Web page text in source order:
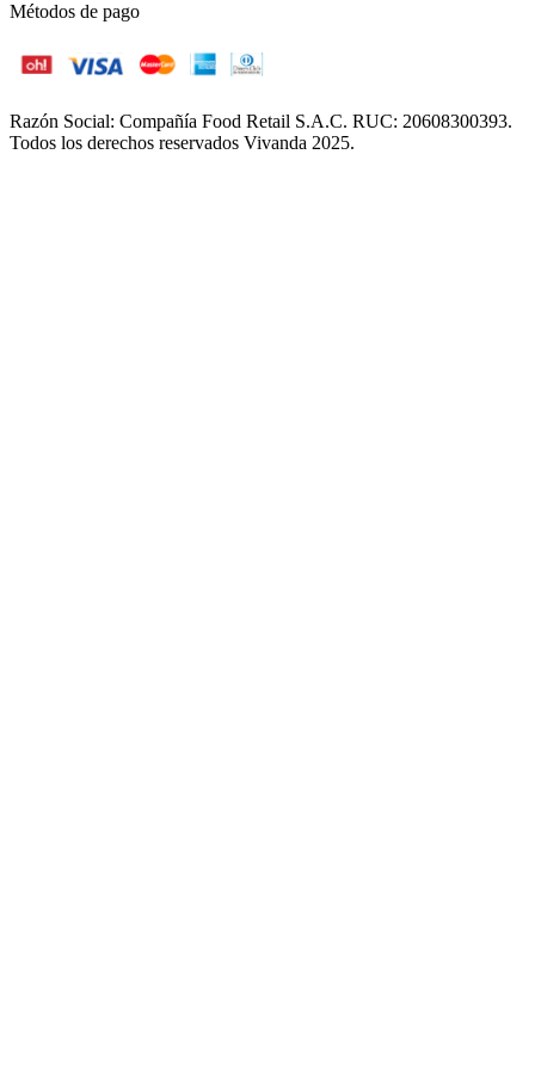
Métodos de pago
Razón Social: Compañía Food Retail S.A.C. RUC: 20608300393.
Todos los derechos reservados Vivanda 2025.